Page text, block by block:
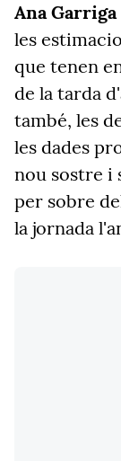
Ana
les
que tenen
de la tarda
també, les
les dades
nou sostre i
per sobre
la jornada